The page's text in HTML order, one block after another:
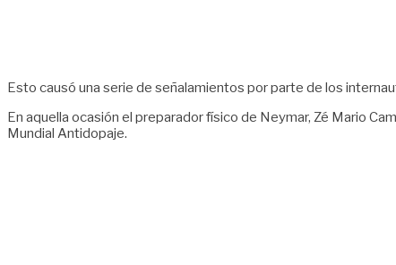
Esto causó una serie de señalamientos por parte de los
En aquella ocasión el preparador físico de Neymar, Zé Mario
Mundial Antidopaje.